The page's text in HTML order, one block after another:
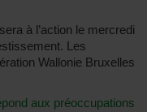
à l’action le mercredi
Les
Wallonie Bruxelles
aux préoccupations